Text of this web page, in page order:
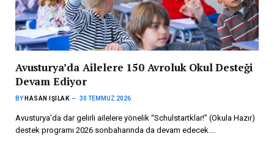
Avusturya’da Ailelere 150 Avroluk Okul Desteği
Devam Ediyor
BY HASAN IŞILAK 30 TEMMUZ 2026
Avusturya’da dar gelirli ailelere yönelik “Schulstartklar!” (Okula Hazır)
destek programı 2026 sonbaharında da devam edecek.…